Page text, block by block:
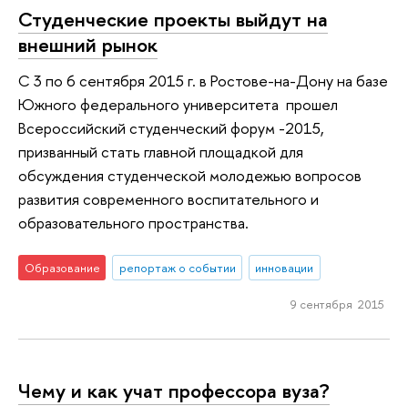
Студенческие проекты выйдут на
внешний рынок
С 3 по 6 сентября 2015 г. в Ростове-на-Дону на базе
Южного федерального университета прошел
Всероссийский студенческий форум -2015,
призванный стать главной площадкой для
обсуждения студенческой молодежью вопросов
развития современного воспитательного и
образовательного пространства.
Образование репортаж о событии инновации
9 сентября 2015
Чему и как учат профессора вуза?